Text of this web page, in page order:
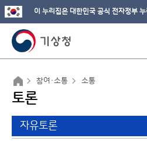
이 누리집은 대한민국 공식 전자정부
참여·소통 소통
토론
자유토론